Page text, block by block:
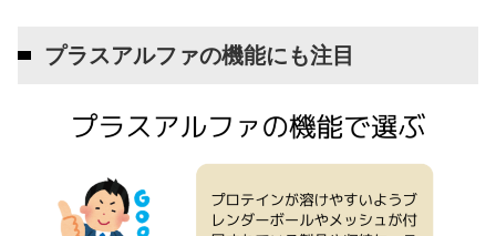
プラスアルファの機能にも注目